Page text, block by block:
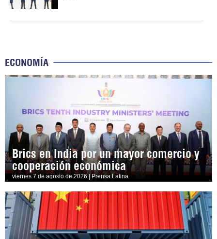
ECONOMÍA
Brics en India por un mayor comercio y
cooperación económica
viernes 7 de agosto de 2026 | Prensa Latina